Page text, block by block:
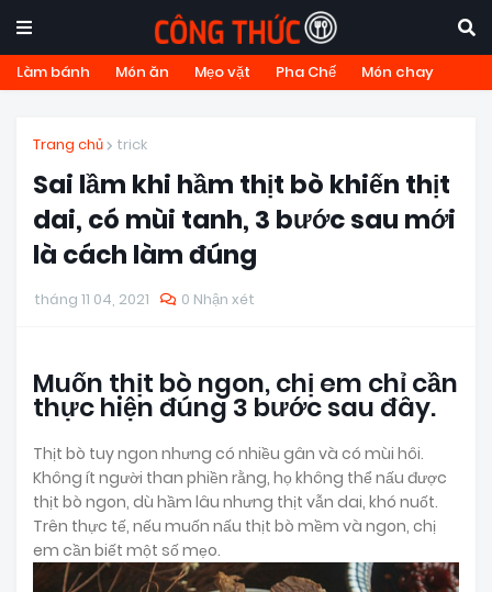
Làm bánh Món ăn Mẹo vặt Pha Chế Món chay
Trang chủ trick
Sai lầm khi hầm thịt bò khiến thịt
dai, có mùi tanh, 3 bước sau mới
là cách làm đúng
tháng 11 04, 2021 0 Nhận xét
Muốn thịt bò ngon, chị em chỉ cần
thực hiện đúng 3 bước sau đây.
Thịt bò tuy ngon nhưng có nhiều gân và có mùi hôi.
Không ít người than phiền rằng, họ không thể nấu được
thịt bò ngon, dù hầm lâu nhưng thịt vẫn dai, khó nuốt.
Trên thực tế, nếu muốn nấu thịt bò mềm và ngon, chị
em cần biết một số mẹo.